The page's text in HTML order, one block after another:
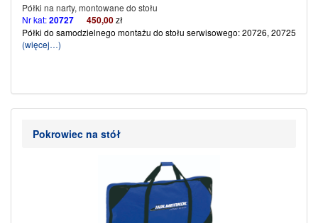
Półki na narty, montowane do stołu
Nr kat:20727 450,00zł
Półki do samodzielnego montażu do stołu serwisowego: 20726, 20725
(więcej…)
Pokrowiec na stół